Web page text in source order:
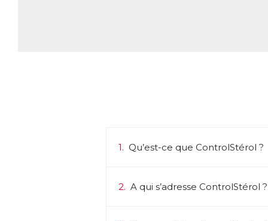
1. Qu’est-ce que ControlStérol ?
2. A qui s’adresse ControlStérol ?